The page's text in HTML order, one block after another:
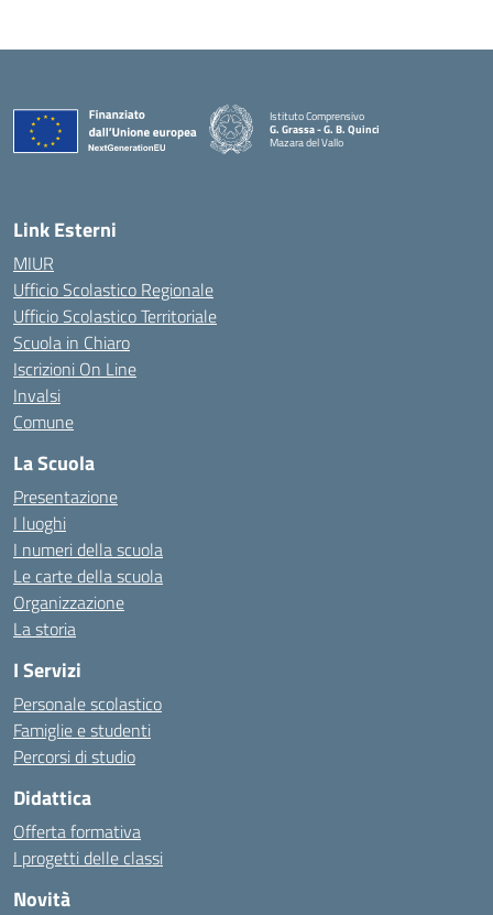
Istituto Comprensivo
G. Grassa - G. B. Quinci
Mazara del Vallo
Link Esterni
MIUR
Ufficio Scolastico Regionale
Ufficio Scolastico Territoriale
Scuola in Chiaro
Iscrizioni On Line
Invalsi
Comune
La Scuola
Presentazione
I luoghi
I numeri della scuola
Le carte della scuola
Organizzazione
La storia
I Servizi
Personale scolastico
Famiglie e studenti
Percorsi di studio
Didattica
Offerta formativa
I progetti delle classi
Novità